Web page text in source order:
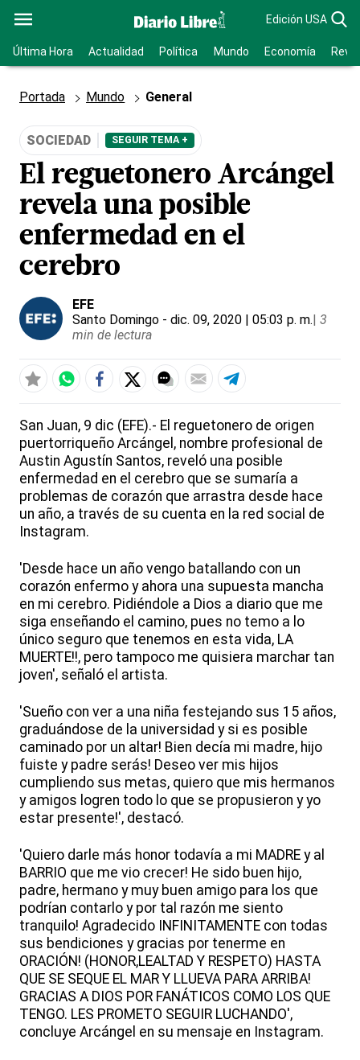
Edición USA
Última Hora Actualidad Política Mundo Economía
Portada Mundo General
SOCIEDAD SEGUIR TEMA +
El reguetonero Arcángel
revela una posible
enfermedad en el
cerebro
EFE
Santo Domingo - dic. 09, 2020 | 05:03 p. m.| 3
min de lectura
San Juan, 9 dic (EFE).- El reguetonero de origen
puertorriqueño Arcángel, nombre profesional de
Austin Agustín Santos, reveló una posible
enfermedad en el cerebro que se sumaría a
problemas de corazón que arrastra desde hace
un año, a través de su cuenta en la red social de
Instagram.
'Desde hace un año vengo batallando con un
corazón enfermo y ahora una supuesta mancha
en mi cerebro. Pidiéndole a Dios a diario que me
siga enseñando el camino, pues no temo a lo
único seguro que tenemos en esta vida, LA
MUERTE!!, pero tampoco me quisiera marchar tan
joven', señaló el artista.
'Sueño con ver a una niña festejando sus 15 años,
graduándose de la universidad y si es posible
caminado por un altar! Bien decía mi madre, hijo
fuiste y padre serás! Deseo ver mis hijos
cumpliendo sus metas, quiero que mis hermanos
y amigos logren todo lo que se propusieron y yo
estar presente!', destacó.
'Quiero darle más honor todavía a mi MADRE y al
BARRIO que me vio crecer! He sido buen hijo,
padre, hermano y muy buen amigo para los que
podrían contarlo y por tal razón me siento
tranquilo! Agradecido INFINITAMENTE con todas
sus bendiciones y gracias por tenerme en
ORACIÓN! (HONOR,LEALTAD Y RESPETO) HASTA
QUE SE SEQUE EL MAR Y LLUEVA PARA ARRIBA!
GRACIAS A DIOS POR FANÁTICOS COMO LOS QUE
TENGO. LES PROMETO SEGUIR LUCHANDO',
concluye Arcángel en su mensaje en Instagram.